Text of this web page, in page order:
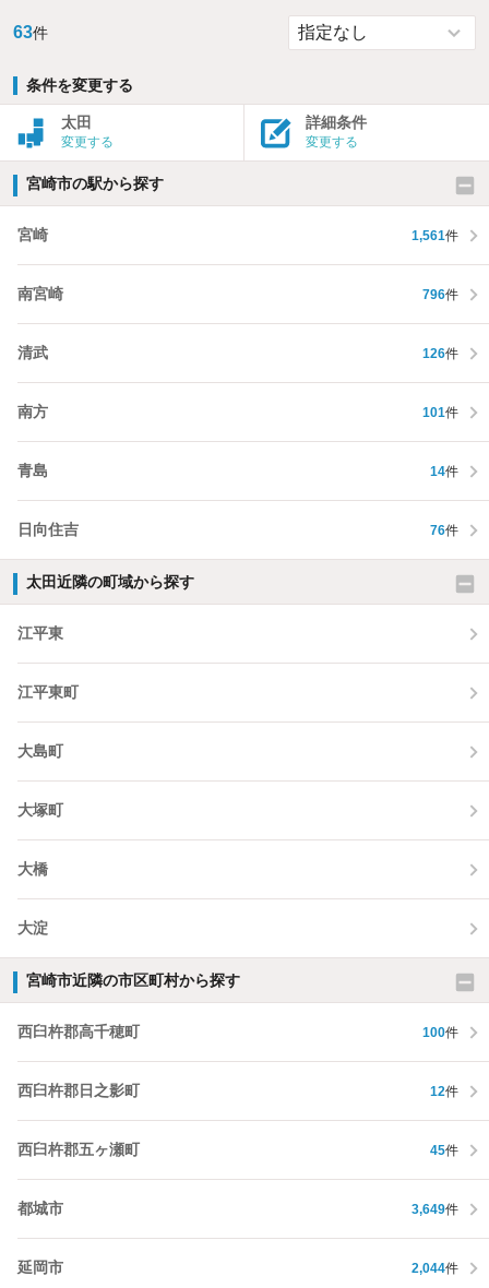
63件
条件を変更する
太田
変更する
詳細条件
変更する
宮崎市の駅から探す
宮崎 1,561件
南宮崎 796件
清武 126件
南方 101件
青島 14件
日向住吉 76件
太田近隣の町域から探す
江平東
江平東町
大島町
大塚町
大橋
大淀
宮崎市近隣の市区町村から探す
西臼杵郡高千穂町 100件
西臼杵郡日之影町 12件
西臼杵郡五ヶ瀬町 45件
都城市 3,649件
延岡市 2,044件